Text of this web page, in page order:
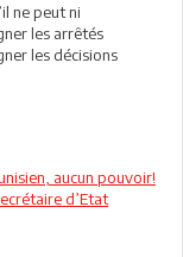
ne peut ni
les arrêtés
les décisions
aucun pouvoir!
d’Etat